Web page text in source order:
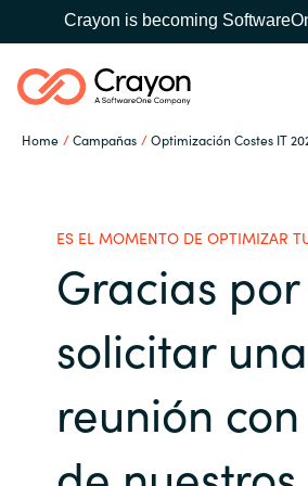
Crayon is becoming
Home Campañas Optimización Costes IT
Global site
Africa
Australia
Austria
Buscar
Software Partners
Canal Partner
Campañas
Recursos
ES EL MOMENTO DE OPTIMIZAR
Gracias por
solicitar una
reunión